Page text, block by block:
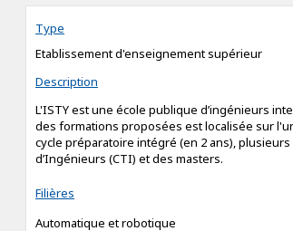
Type
Etablissement d'enseignement supérieur
Description
L'ISTY est une école publique d’ingénieurs
des formations proposées est localisée sur
cycle préparatoire intégré (en 2 ans),
d’Ingénieurs (CTI) et des masters.
Filières
Automatique et robotique